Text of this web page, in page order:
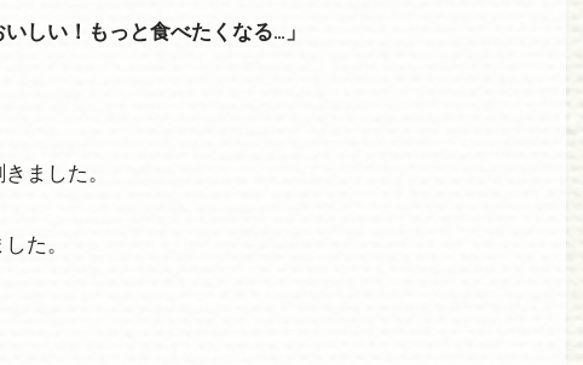
しい！もっと食べたくなる…」
ました。
た。